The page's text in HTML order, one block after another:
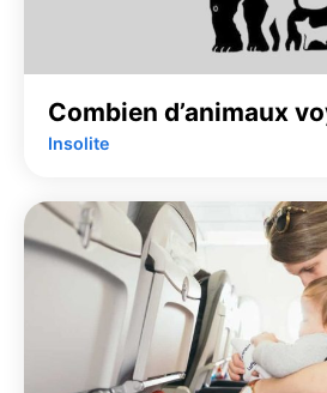
Combien d’animaux
Insolite